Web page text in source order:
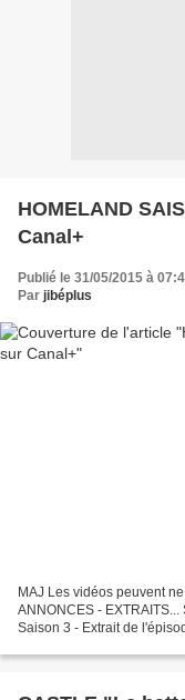
HOMELAND
Canal+
Publié le 31/05/2015 à
Par jibéplus
MAJ Les vidéos peuvent
ANNONCES -
Saison 3 - Extrait de